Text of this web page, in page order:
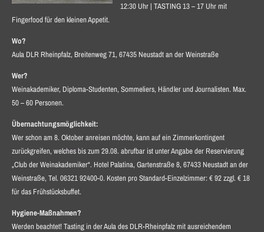
12:30 Uhr | TASTING 13 – 17 Uhr mit
Fingerfood für den kleinen Appetit.
Wo?
Aula DLR Rheinpfalz, Breitenweg 71, 67435 Neustadt an der Weinstraße
Wer?
Weinakademiker, Diploma-Studenten, Sommeliers, Händler und Journalisten. Max.
50 – 60 Personen.
Übernachtungsmöglichkeit:
Wer schon am 8. Oktober anreisen möchte, kann auf ein Zimmerkontingent
zurückgreifen, welches bis zum 29.08. abrufbar ist unter Angabe der Reservierung
„Club der Weinakademiker“. Hotel Palatina, Gartenstraße 8, 67433 Neustadt an der
Weinstraße, Tel. 06321 92400-0. Kosten pro Standard-Einzelzimmer: € 92 zzgl. € 18
für das Frühstücksbuffet.
Hygiene-Maßnahmen?
Werden beachtet! Tasting in der Aula des DLR-Rheinpfalz mit ausreichendem